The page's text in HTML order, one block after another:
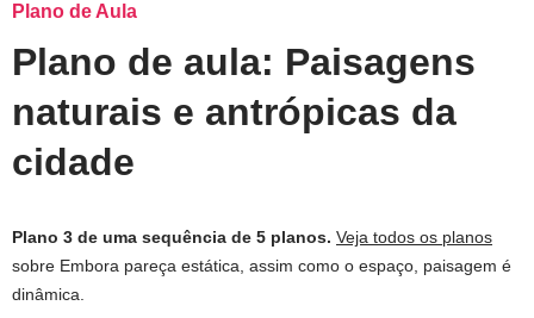
Plano de Aula
Plano de aula: Paisagens
naturais e antrópicas da
cidade
Plano 3 de uma sequência de 5 planos. Veja todos os planos
sobre Embora pareça estática, assim como o espaço, paisagem é
dinâmica.